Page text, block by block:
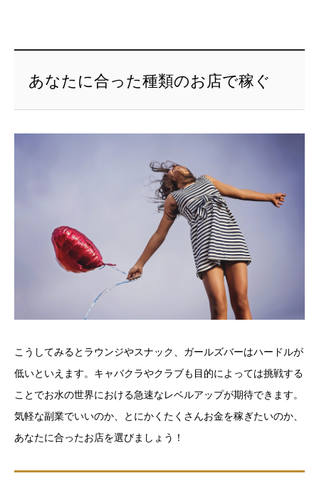
あなたに合った種類のお店で稼ぐ
こうしてみるとラウンジやスナック、ガールズバーはハードルが
低いといえます。キャバクラやクラブも目的によっては挑戦する
ことでお水の世界における急速なレベルアップが期待できます。
気軽な副業でいいのか、とにかくたくさんお金を稼ぎたいのか、
あなたに合ったお店を選びましょう！